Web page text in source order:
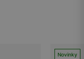
Novinky